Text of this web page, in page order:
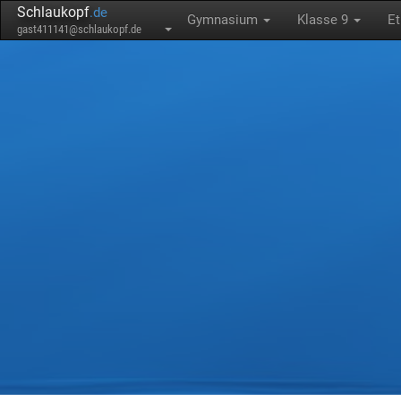
Schlaukopf.de
gast411141@schlaukopf.de
Gymnasium Klasse 9